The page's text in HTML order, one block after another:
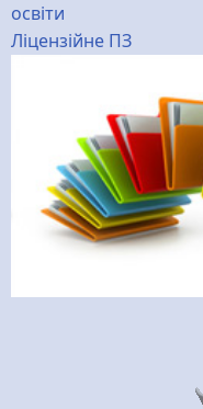
освіти
Ліцензійне ПЗ